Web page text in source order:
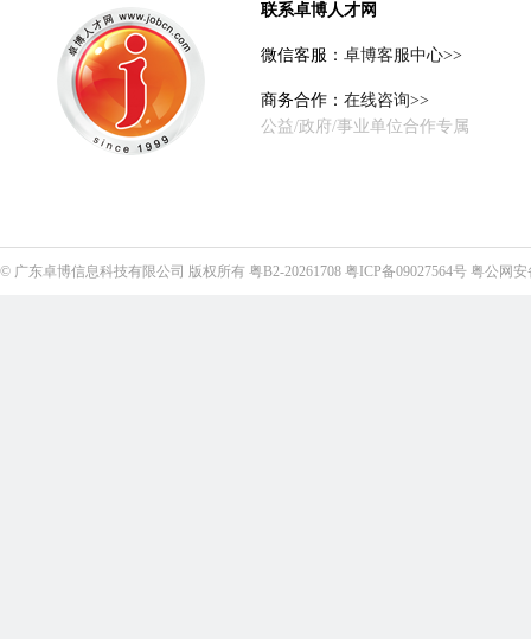
联系卓博人才网
微信客服： 卓博客服中心>>
商务合作： 在线咨询>>
公益/政府/事业单位合作专属
© 广东卓博信息科技有限公司 版权所有 粤B2-20261708 粤ICP备09027564号 粤公网安